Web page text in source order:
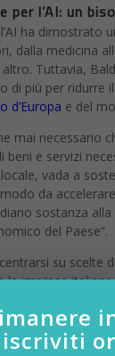
per l’AI: un
ha dimostrato
dalla medicina
Tuttavia,
di più per ridurre
d’Europa e del
mai necessario
beni e servizi
vada a
da
sostanza
del Paese”.
su scelte
le imprese italiane
necessario per
iscriviti